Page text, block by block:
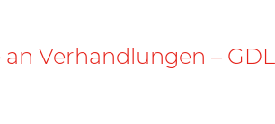
Verhandlungen – GDL